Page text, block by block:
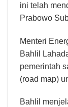
ini telah
Prabowo
Menteri
Bahlil
pemerintah
(road map)
Bahlil